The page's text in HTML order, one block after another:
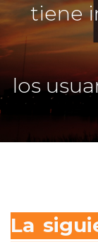
tiene
los
La